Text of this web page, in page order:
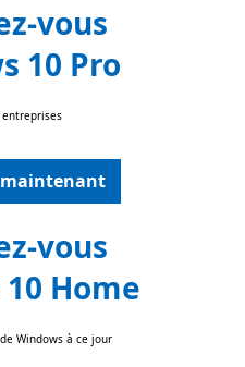
vous
10 Pro
vous
Home
Windows à ce jour